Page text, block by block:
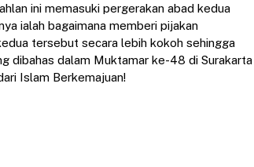
ini memasuki pergerakan abad kedua
ialah bagaimana memberi pijakan
tersebut secara lebih kokoh sehingga
dibahas dalam Muktamar ke-48 di Surakarta
Islam Berkemajuan!